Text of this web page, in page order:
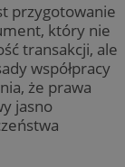
przygotowanie
który nie
transakcji, ale
współpracy
że prawa
jasno